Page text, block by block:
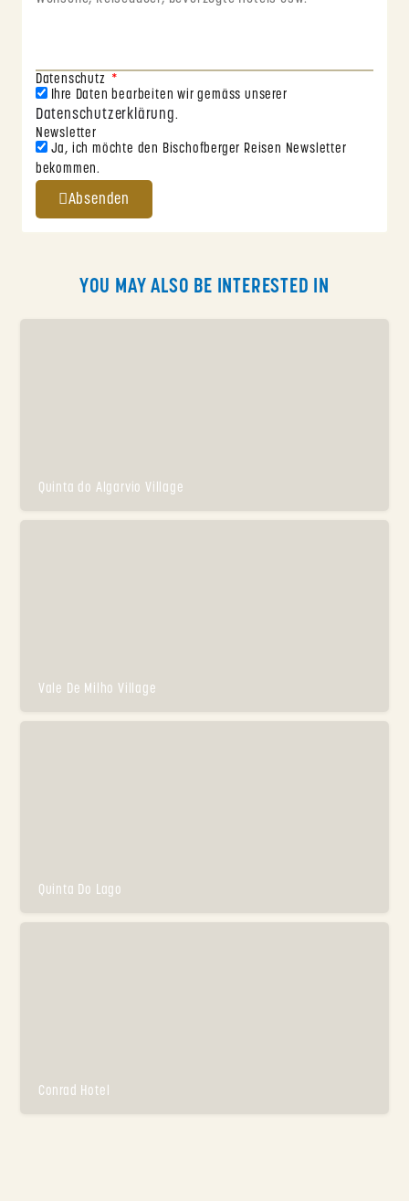
Datenschutz
Ihre Daten bearbeiten wir gemäss unserer
Datenschutzerklärung.
Newsletter
Ja, ich möchte den Bischofberger Reisen Newsletter
bekommen.
Absenden
YOU MAY ALSO BE INTERESTED IN
Quinta do Algarvio Village
Vale De Milho Village
Quinta Do Lago
Conrad Hotel